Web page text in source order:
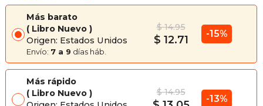
Más barato
Libro Nuevo
Origen: Estados Unidos
Envío: 7 a 9 días háb.
$ 14.95
$ 12.71 -15%
Más rápido
Libro Nuevo
$ 14.95
-13%